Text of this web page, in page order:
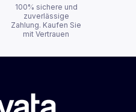
100% sichere und
zuverlässige
Zahlung. Kaufen Sie
mit Vertrauen